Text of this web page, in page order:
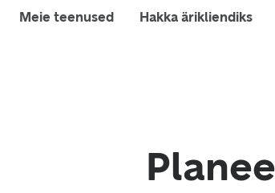
Meie teenused Hakka ärikliendiks